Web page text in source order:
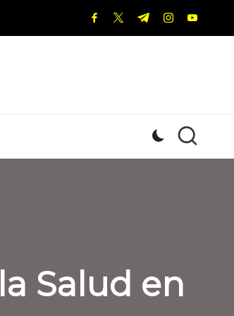
facebook.com
twitter.com
t.me
Salud en